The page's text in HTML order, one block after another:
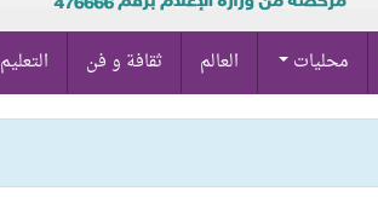
محليات العالم ثقافة و فن التعليم